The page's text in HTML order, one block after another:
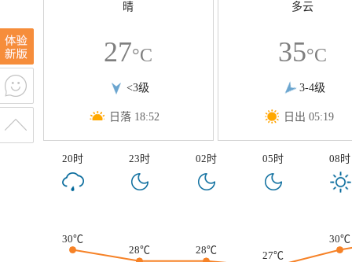
晴
27°C
<3级
日落 18:52
多云
35°C
3-4级
日出 05:19
20时 23时 02时 05时 08时
30℃
28℃
28℃ 27℃
30℃